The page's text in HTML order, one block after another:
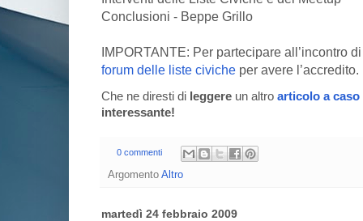
Conclusioni - Beppe Grillo
IMPORTANTE: Per partecipare all’incontro
forum delle liste civiche per avere l’accredito.
Che ne diresti di leggere un altro articolo a caso
interessante!
0 commenti
Argomento Altro
martedì 24 febbraio 2009